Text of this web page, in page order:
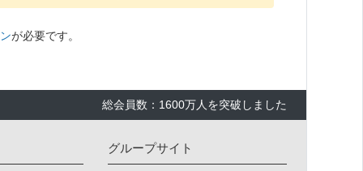
が必要です。
総会員数：1600万人を突破しました
グループサイト